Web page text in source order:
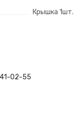
Крышка 1шт.
02-55